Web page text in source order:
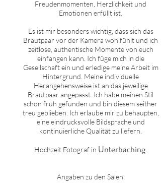
Freudenmomenten, Herzlichkeit und
Emotionen erfüllt ist.
Es ist mir besonders wichtig, dass sich das
Brautpaar vor der Kamera wohlfühlt und ich
zeitlose, authentische Momente von euch
einfangen kann. Ich füge mich in die
Gesellschaft ein und erledige meine Arbeit im
Hintergrund. Meine individuelle
Herangehensweise ist an das jeweilige
Brautpaar angepasst. Ich habe meinen Stil
schon früh gefunden und bin diesem seither
treu geblieben. Ich erlaube mir zu behaupten,
eine eindrucksvolle Bildsprache und
kontinuierliche Qualität zu liefern.
Hochzeit Fotograf in Unterhaching
Angaben zu den Sälen: